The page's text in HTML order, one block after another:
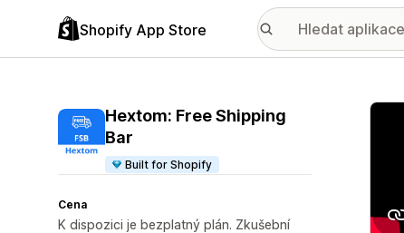
Shopify App Store
Hextom: Free Shipping
Bar
Built for Shopify
Cena
K dispozici je bezplatný plán. Zkušební